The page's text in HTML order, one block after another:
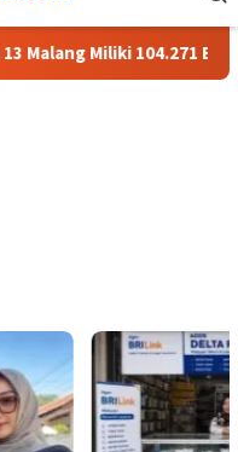
Miliki 104.271 BRILink